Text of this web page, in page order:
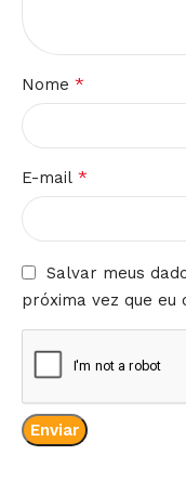
Nome *
E-mail *
Salvar meus
próxima vez que eu